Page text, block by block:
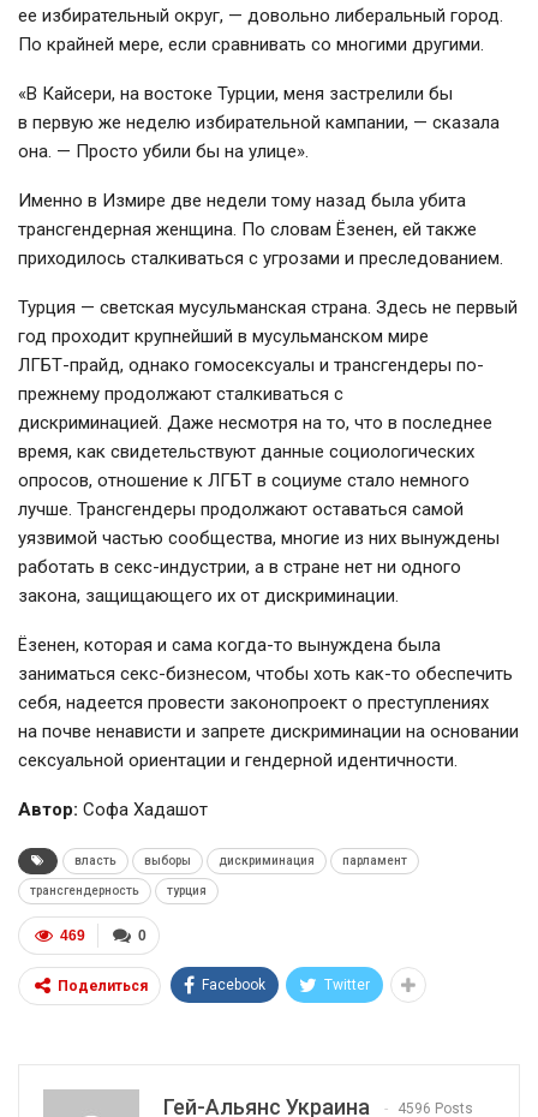
ее избирательный округ, — довольно либеральный город.
По крайней мере, если сравнивать со многими другими.
«В Кайсери, на востоке Турции, меня застрелили бы
в первую же неделю избирательной кампании, — сказала
она. — Просто убили бы на улице».
Именно в Измире две недели тому назад была убита
трансгендерная женщина. По словам Ёзенен, ей также
приходилось сталкиваться с угрозами и преследованием.
Турция — светская мусульманская страна. Здесь не первый
год проходит крупнейший в мусульманском мире
ЛГБТ-прайд, однако гомосексуалы и трансгендеры по-
прежнему продолжают сталкиваться с
дискриминацией. Даже несмотря на то, что в последнее
время, как свидетельствуют данные социологических
опросов, отношение к ЛГБТ в социуме стало немного
лучше. Трансгендеры продолжают оставаться самой
уязвимой частью сообщества, многие из них вынуждены
работать в секс-индустрии, а в стране нет ни одного
закона, защищающего их от дискриминации.
Ёзенен, которая и сама когда-то вынуждена была
заниматься секс-бизнесом, чтобы хоть как-то обеспечить
себя, надеется провести законопроект о преступлениях
на почве ненависти и запрете дискриминации на основании
сексуальной ориентации и гендерной идентичности.
Автор: Софа Хадашот
власть выборы дискриминация парламент
трансгендерность турция
0
469
Поделиться Facebook Twitter
Гей-Альянс Украина 4596 Posts